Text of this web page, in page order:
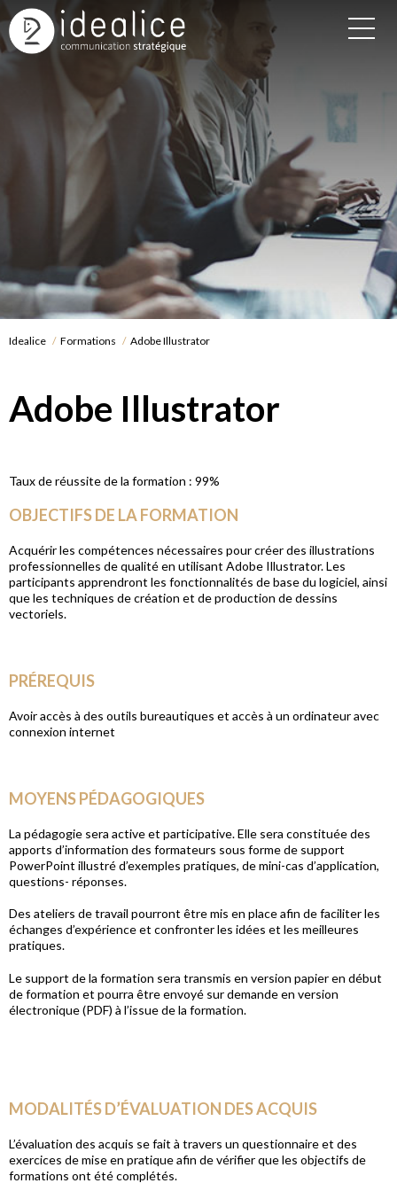
Idealice Formations Adobe Illustrator
Adobe Illustrator
Taux de réussite de la formation : 99%
OBJECTIFS DE LA FORMATION
Acquérir les compétences nécessaires pour créer des illustrations
professionnelles de qualité en utilisant Adobe Illustrator. Les
participants apprendront les fonctionnalités de base du logiciel, ainsi
que les techniques de création et de production de dessins
vectoriels.
PRÉREQUIS
Avoir accès à des outils bureautiques et accès à un ordinateur avec
connexion internet
MOYENS PÉDAGOGIQUES
La pédagogie sera active et participative. Elle sera constituée des
apports d’information des formateurs sous forme de support
PowerPoint illustré d’exemples pratiques, de mini-cas d’application,
questions- réponses.
Des ateliers de travail pourront être mis en place afin de faciliter les
échanges d’expérience et confronter les idées et les meilleures
pratiques.
Le support de la formation sera transmis en version papier en début
de formation et pourra être envoyé sur demande en version
électronique (PDF) à l’issue de la formation.
MODALITÉS D’ÉVALUATION DES ACQUIS
L’évaluation des acquis se fait à travers un questionnaire et des
exercices de mise en pratique afin de vérifier que les objectifs de
formations ont été complétés.